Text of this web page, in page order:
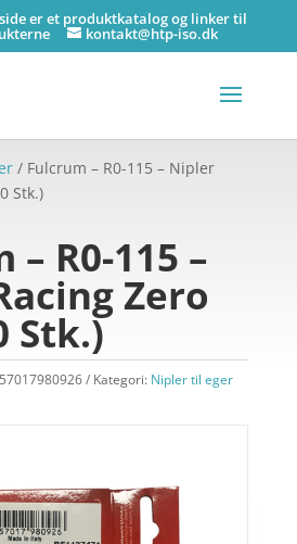
side er et produktkatalog og linker til
kontakt@htp-iso.dk
/ Fulcrum – R0-115 – Nipler
Stk.)
– R0-115 –
Zero
Stk.)
Kategori: Nipler til eger